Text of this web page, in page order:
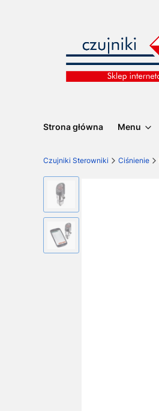
Strona główna Menu
Czujniki Sterowniki Ciśnienie